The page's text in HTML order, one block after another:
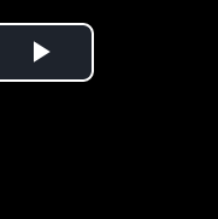
Play